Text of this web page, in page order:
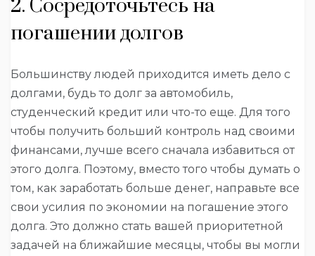
2. Сосредоточьтесь на
погашении долгов
Большинству людей приходится иметь дело с
долгами, будь то долг за автомобиль,
студенческий кредит или что-то еще. Для того
чтобы получить больший контроль над своими
финансами, лучше всего сначала избавиться от
этого долга. Поэтому, вместо того чтобы думать о
том, как заработать больше денег, направьте все
свои усилия по экономии на погашение этого
долга. Это должно стать вашей приоритетной
задачей на ближайшие месяцы, чтобы вы могли